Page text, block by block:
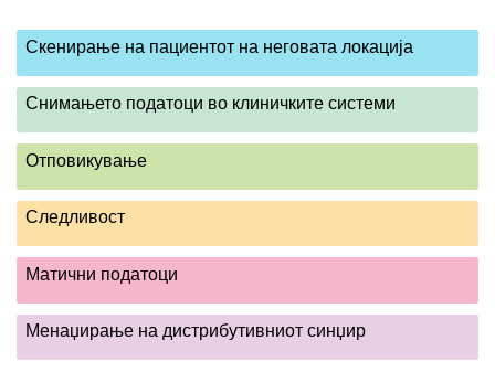
Скенирање на пациентот на неговата локација
Снимањето податоци во клиничките системи
Отповикување
Следливост
Матични податоци
Менаџирање на дистрибутивниот синџир